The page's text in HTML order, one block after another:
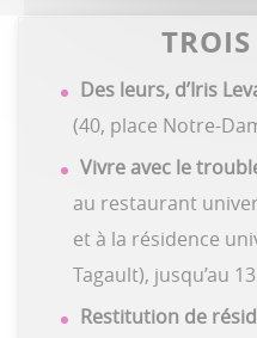
Des leurs, d’Iris
(40, place Notre-
Vivre avec le
au restaurant
et à la résidence
Tagault), jusqu’au
Restitution de